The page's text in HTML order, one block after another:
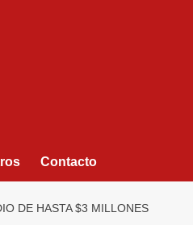
Contacto
DE HASTA $3 MILLONES